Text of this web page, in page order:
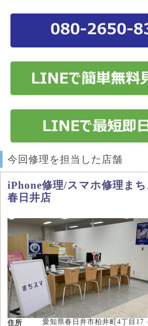
今回修理を担当した店舗
iPhone修理/スマホ修理ま
春日井店
住所 愛知県春日井市柏井町4丁目17